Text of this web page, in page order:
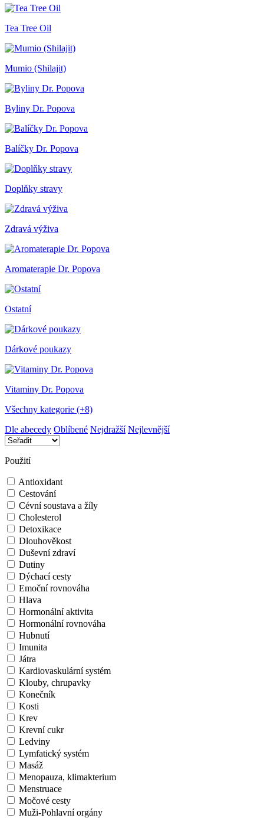
Tea Tree Oil
Mumio (Shilajit)
Byliny Dr. Popova
Balíčky Dr. Popova
Doplňky stravy
Zdravá výživa
Aromaterapie Dr. Popova
Ostatní
Dárkové poukazy
Vitaminy Dr. Popova
Všechny kategorie (+8)
Dle abecedy Oblíbené Nejdražší Nejlevnější
Použití
Antioxidant
Cestování
Cévní soustava a žíly
Cholesterol
Detoxikace
Dlouhověkost
Duševní zdraví
Dutiny
Dýchací cesty
Emoční rovnováha
Hlava
Hormonální aktivita
Hormonální rovnováha
Hubnutí
Imunita
Játra
Kardiovaskulární systém
Klouby, chrupavky
Konečník
Kosti
Krev
Krevní cukr
Ledviny
Lymfatický systém
Masáž
Menopauza, klimakterium
Menstruace
Močové cesty
Muži-Pohlavní orgány